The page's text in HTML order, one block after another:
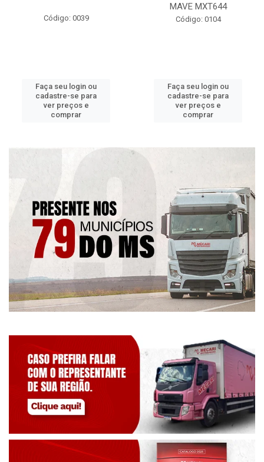
Código: 0039
Faça seu login ou
cadastre-se para
ver preços e
comprar
MAVE MXT644
Código: 0104
Faça seu login ou
cadastre-se para
ver preços e
comprar